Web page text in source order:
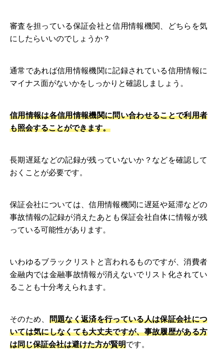
審査を担っている保証会社と信用情報機関、どちらを気
にしたらいいのでしょうか？
通常であれば信用情報機関に記録されている信用情報に
マイナス面がないかをしっかりと確認しましょう。
信用情報は各信用情報機関に問い合わせることで利用者
も照会することができます。
長期遅延などの記録が残っていないか？などを確認して
おくことが必要です。
保証会社については、信用情報機関に遅延や延滞などの
事故情報の記録が消えたあとも保証会社自体に情報が残
っている可能性があります。
いわゆるブラックリストと言われるものですが、消費者
金融内では金融事故情報が消えないでリスト化されてい
ることも十分考えられます。
そのため、 問題なく返済を行っている人は保証会社につ
いては気にしなくても大丈夫ですが、事故履歴がある方
は同じ保証会社は避けた方が賢明です。